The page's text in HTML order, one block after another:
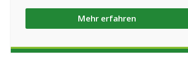
Consulting4IT beigetragen hat.
Mehr erfahren